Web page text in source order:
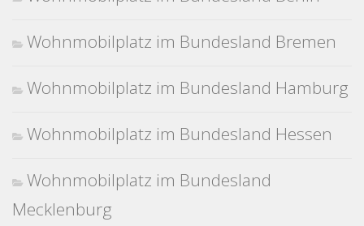
Wohnmobilplatz im Bundesland Bremen
Wohnmobilplatz im Bundesland Hamburg
Wohnmobilplatz im Bundesland Hessen
Wohnmobilplatz im Bundesland
Mecklenburg